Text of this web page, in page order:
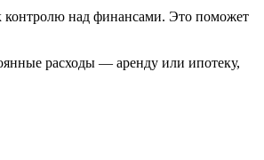
контролю над финансами. Это поможет
расходы — аренду или ипотеку,